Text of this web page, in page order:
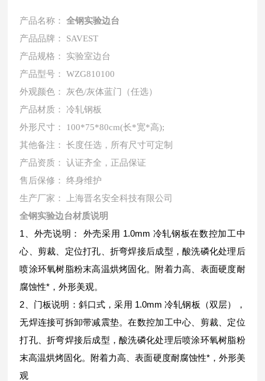
产品名称：全钢实验边台
产品品牌： SAVEST
产品规格： 实验室边台
产品型号： WZG810100
外观颜色： 灰色/灰体蓝门（任选）
产品材质：冷轧钢板
外形尺寸： 100*75*80cm(长*宽*高);
其他备注： 长度任选，所有尺寸可定制
产品资质： 认证齐全，正品保证
售后保修： 终身维护
生产厂家： 上海晋名安全科技有限公司
全钢实验边台材质说明
1、外壳说明： 外壳采用 1.0mm 冷轧钢板在数控加工中
心、剪裁、定位打孔、折弯焊接后成型，酸洗磷化处理后
喷涂环氧树脂粉末高温烘烤固化。附着力高、表面硬度耐
腐蚀性*，外形美观。
2、门板说明：斜口式，采用 1.0mm 冷轧钢板（双层），
无焊连接可拆卸带减震垫。在数控加工中心、剪裁、定位
打孔、折弯焊接后成型，酸洗磷化处理后喷涂环氧树脂粉
末高温烘烤固化。附着力高、表面硬度耐腐蚀性*，外形美
观